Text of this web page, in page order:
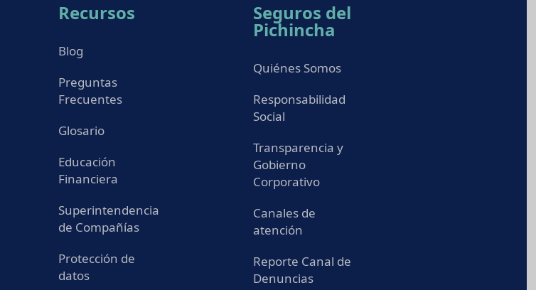
Recursos
Blog
Preguntas
Frecuentes
Glosario
Educación
Financiera
Superintendencia
de Compañías
Protección de
datos
Seguros del
Pichincha
Quiénes Somos
Responsabilidad
Social
Transparencia y
Gobierno
Corporativo
Canales de
atención
Reporte Canal de
Denuncias